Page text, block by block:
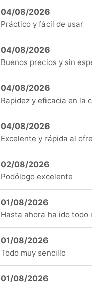
04/08/2026
Práctico y fácil de usar
04/08/2026
Buenos precios y sin
04/08/2026
Rapidez y eficacia en la
04/08/2026
Excelente y rápida al
02/08/2026
Podólogo excelente
01/08/2026
Hasta ahora ha ido todo
01/08/2026
Todo muy sencillo
01/08/2026